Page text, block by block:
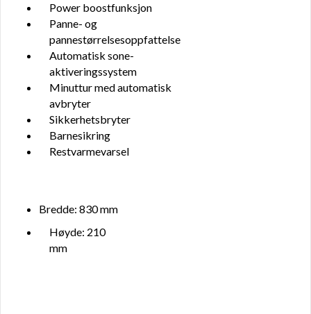
Power boostfunksjon
Panne- og
pannestørrelsesoppfattelse
Automatisk sone-
aktiveringssystem
Minuttur med automatisk
avbryter
Sikkerhetsbryter
Barnesikring
Restvarmevarsel
Bredde: 830 mm
Høyde: 210
mm